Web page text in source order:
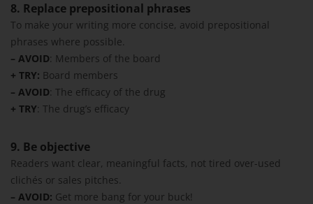
8. Replace prepositional phrases
To make your writing more concise, avoid prepositional
phrases where possible.
– AVOID: Members of the board
+ TRY: Board members
– AVOID: The efficacy of the drug
+ TRY: The drug’s efficacy
9. Be objective
Readers want clear, meaningful facts, not tired over-used
clichés or sales pitches.
– AVOID: Get more bang for your buck!